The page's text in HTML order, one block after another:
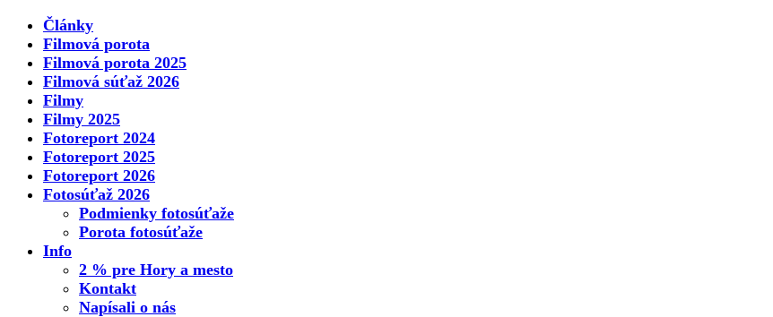
Články
Filmová porota
Filmová porota 2025
Filmová súťaž 2026
Filmy
Filmy 2025
Fotoreport 2024
Fotoreport 2025
Fotoreport 2026
Fotosúťaž 2026
Podmienky fotosúťaže
Porota fotosúťaže
Info
2 % pre Hory a mesto
Kontakt
Napísali o nás